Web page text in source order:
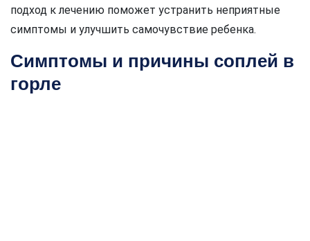
подход к лечению поможет устранить неприятные
симптомы и улучшить самочувствие ребенка.
Симптомы и причины соплей в
горле